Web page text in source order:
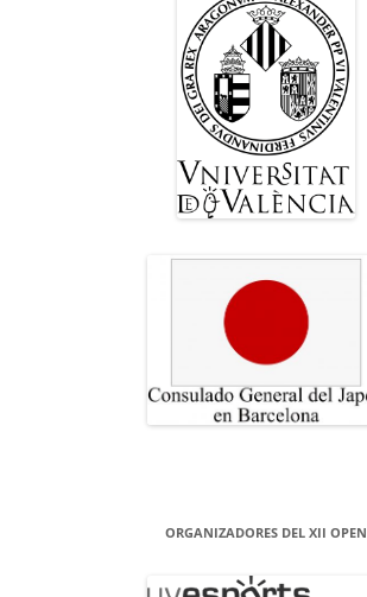
ORGANIZADORES DEL XII OPEN